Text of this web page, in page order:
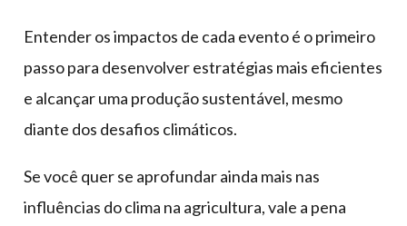
Entender os impactos de cada evento é o primeiro
passo para desenvolver estratégias mais eficientes
e alcançar uma produção sustentável, mesmo
diante dos desafios climáticos.
Se você quer se aprofundar ainda mais nas
influências do clima na agricultura, vale a pena